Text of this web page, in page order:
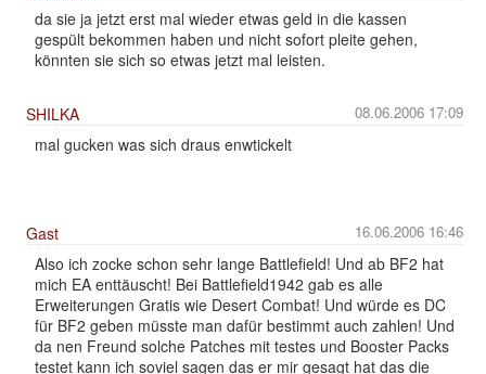
da sie ja jetzt erst mal wieder etwas geld in die kassen
gespült bekommen haben und nicht sofort pleite gehen,
könnten sie sich so etwas jetzt mal leisten.
08.06.2006 17:09
SHILKA
mal gucken was sich draus enwtickelt
16.06.2006 16:46
Gast
Also ich zocke schon sehr lange Battlefield! Und ab BF2 hat
mich EA enttäuscht! Bei Battlefield1942 gab es alle
Erweiterungen Gratis wie Desert Combat! Und würde es DC
für BF2 geben müsste man dafür bestimmt auch zahlen! Und
da nen Freund solche Patches mit testes und Booster Packs
testet kann ich soviel sagen das er mir gesagt hat das die